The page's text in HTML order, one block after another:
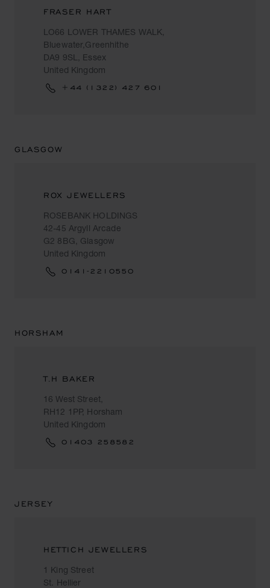
FRASER HART
LO66 LOWER THAMES WALK,
Bluewater,Greenhithe
DA9 9SL, Essex
United Kingdom
+44 (1322) 427 601
GLASGOW
ROX JEWELLERS
ROSEBANK HOLDINGS
42-45 Argyll Arcade
G2 8BG, Glasgow
United Kingdom
0141-2210550
HORSHAM
T.H BAKER
16 West Street,
RH12 1PP, Horsham
United Kingdom
01403 258582
JERSEY
HETTICH JEWELLERS
1 King Street
St. Hellier